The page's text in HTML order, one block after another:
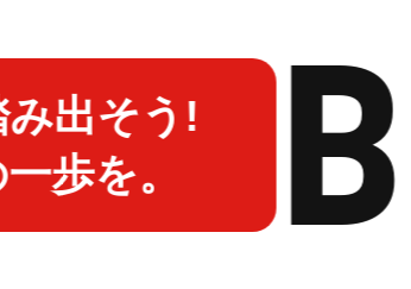
そう!
を。